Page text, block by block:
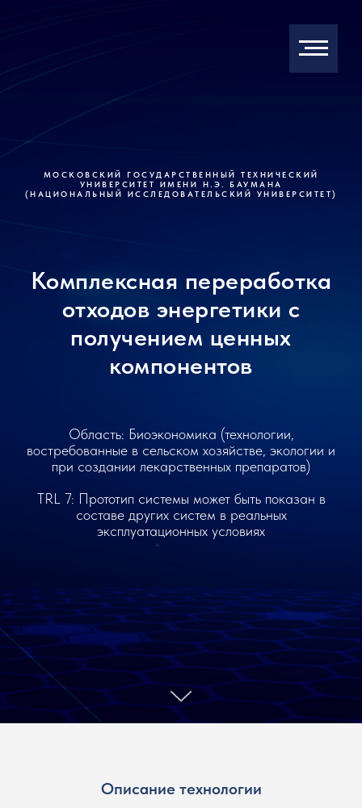
МОСКОВСКИЙ ГОСУДАРСТВЕННЫЙ ТЕХНИЧЕСКИЙ
УНИВЕРСИТЕТ ИМЕНИ Н.Э. БАУМАНА
(НАЦИОНАЛЬНЫЙ ИССЛЕДОВАТЕЛЬСКИЙ УНИВЕРСИТЕТ)
Комплексная переработка
отходов энергетики с
получением ценных
компонентов
Область: Биоэкономика (технологии,
востребованные в сельском хозяйстве, экологии и
при создании лекарственных препаратов)
TRL 7: Прототип системы может быть показан в
составе других систем в реальных
эксплуатационных условиях
Описание технологии